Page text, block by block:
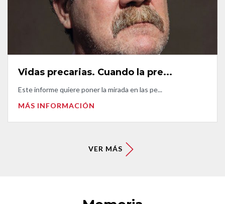
Vidas precarias. Cuando la pre...
Este informe quiere poner la mirada en las pe...
MÁS INFORMACIÓN
VER MÁS